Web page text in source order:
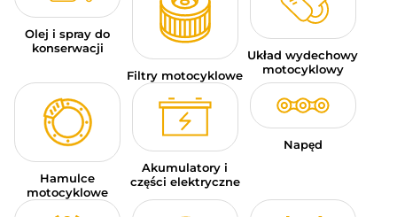
OKAZJE I PROMOCJE
KARTY PODARUNKOWE
PL | EUR € — MODYFIKUJ
MARKI
PORADY
SKONTAKTUJ SIĘ Z NAMI
Olej i spray do
konserwacji
Filtry motocyklowe
Układ wydechowy
motocyklowy
Hamulce
motocyklowe
Akumulatory i
części elektryczne
Napęd